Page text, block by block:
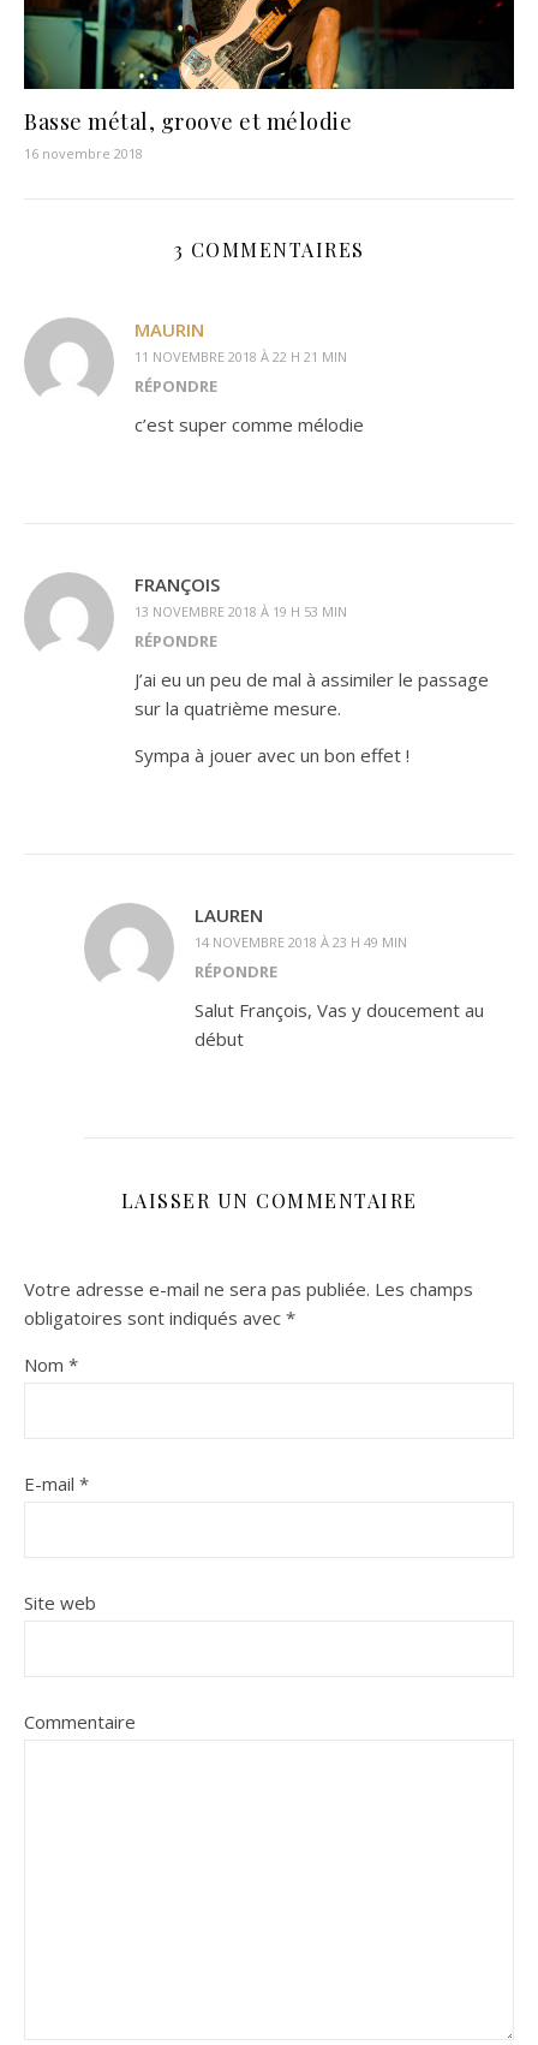
Basse métal, groove et mélodie
16 novembre 2018
3 COMMENTAIRES
MAURIN
11 NOVEMBRE 2018 À 22 H 21 MIN
RÉPONDRE
c’est super comme mélodie
FRANÇOIS
13 NOVEMBRE 2018 À 19 H 53 MIN
RÉPONDRE
J’ai eu un peu de mal à assimiler le passage
sur la quatrième mesure.
Sympa à jouer avec un bon effet !
LAUREN
14 NOVEMBRE 2018 À 23 H 49 MIN
RÉPONDRE
Salut François, Vas y doucement au
début
LAISSER UN COMMENTAIRE
Votre adresse e-mail ne sera pas publiée. Les champs
obligatoires sont indiqués avec *
Nom *
E-mail *
Site web
Commentaire